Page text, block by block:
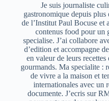
Je suis journaliste
gastronomique depuis plus
de l’Institut Paul Bocuse et
contenus food pour un
specialise. J’ai collabore
d’edition et accompagne
en valeur de leurs
gourmands. Ma specialite :
de vivre a la maison et
internationales avec un
documente. J’ecris sur